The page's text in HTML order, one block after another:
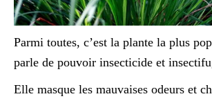
Parmi toutes, c’est la plante la plus
parle de pouvoir insecticide et
Elle masque les mauvaises odeurs et